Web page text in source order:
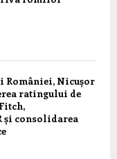
României, Nicușor
ratingului de
și consolidarea